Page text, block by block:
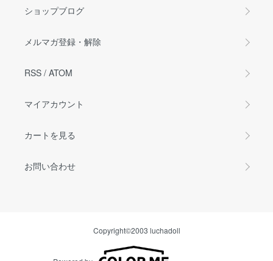
ショップブログ
メルマガ登録・解除
RSS / ATOM
マイアカウント
カートを見る
お問い合わせ
Copyright©2003 luchadoll